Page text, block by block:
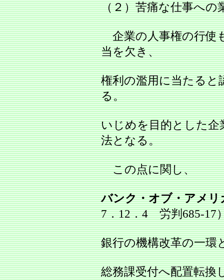
（２）苦痛な仕事への
企業の人事権の行使
当を欠き、
権利の濫用に当たると
る。
いじめを目的とした企
法となる。
この点に関し、
バンク・オブ・アメリ
7．12．4 労判685‐17
銀行の機構改革の一環
総務課受付へ配置転換